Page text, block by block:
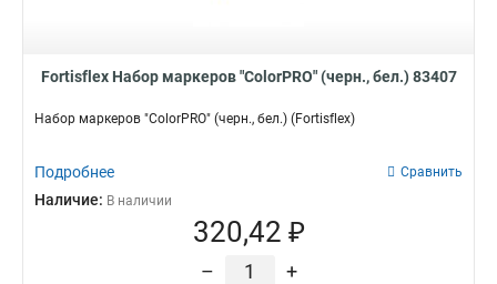
Fortisflex Набор маркеров "ColorPRO" (черн., бел.) 83407
Набор маркеров "ColorPRO" (черн., бел.) (Fortisflex)
Подробнее Сравнить
Наличие: В наличии
320,42 ₽
– +